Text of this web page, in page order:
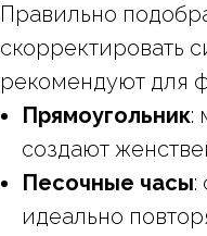
Правильно
скорректировать
рекомендуют для
Прямоугольник:
создают
Песочные часы:
идеально